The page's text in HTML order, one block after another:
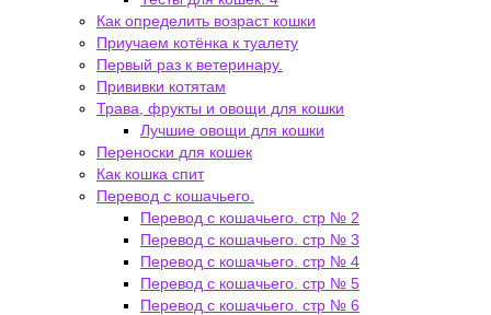
Как определить возраст кошки
Приучаем котёнка к туалету
Первый раз к ветеринару.
Прививки котятам
Трава, фрукты и овощи для кошки
Лучшие овощи для кошки
Переноски для кошек
Как кошка спит
Перевод с кошачьего.
Перевод с кошачьего. стр № 2
Перевод с кошачьего. стр № 3
Перевод с кошачьего. стр № 4
Перевод с кошачьего. стр № 5
Перевод с кошачьего. стр № 6